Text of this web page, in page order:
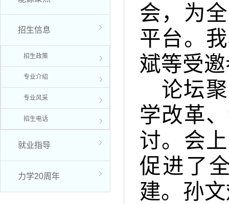
招生信息
招生政策
专业介绍
专业风采
招生电话
就业指导
力学20周年
会，为
平台。
斌等受
论坛
学改革
讨。会
促进了
建。孙